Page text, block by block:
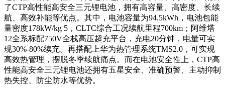
了CTP高性能高安全三元锂电池，拥有高容量、高密度、长续
航、高效补能等优点。其中，电池容量为94.5kWh，电池包能
量密度178kW/kg 5，CLTC综合工况续航里程700km；阿维塔
12全系标配750V全栈高压超充平台，充电20分钟，电量可实
现30%-80%续充。再搭配上华为热管理系统TMS2.0，可实现
高效热管理，摆脱冬季续航痛点。而在电池安全性上，CTP高
性能高安全三元锂电池还拥有五星安全、准确预警、主动抑制
热失控、防尘防水等优势。